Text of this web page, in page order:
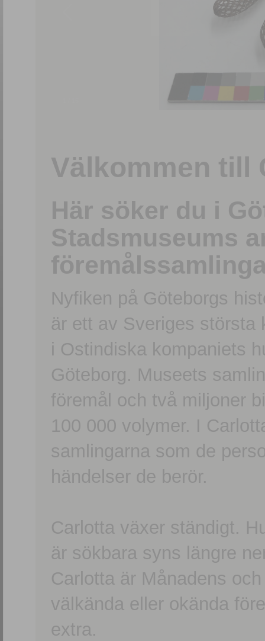
Välkommen till
Här söker du i
Stadsmuseums
Nyfiken på Göteborgs
är ett av Sveriges största
i Ostindiska kompaniets
Göteborg. Museets
föremål och två miljoner
100 000 volymer. I
samlingarna som de
händelser de berör.
Carlotta växer ständigt.
är sökbara syns längre
Carlotta är Månadens
välkända eller okända
extra.